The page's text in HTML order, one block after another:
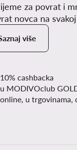
za povrat i
novca na
više
10% cashbacka
u MODIVOclub
online, u trgovinama,